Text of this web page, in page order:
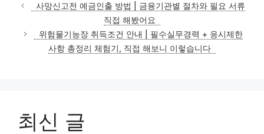
사망신고전 예금인출 방법 | 금융기관별 절차와 필요 서류
직접 해봤어요
위험물기능장 취득조건 안내 | 필수실무경력 + 응시제한
사항 총정리 체험기, 직접 해보니 이렇습니다
최신 글